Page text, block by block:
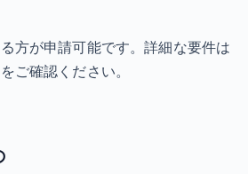
方が申請可能です。詳細な要件は
ご確認ください。